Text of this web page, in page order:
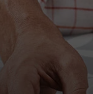
Pour les
Actualités